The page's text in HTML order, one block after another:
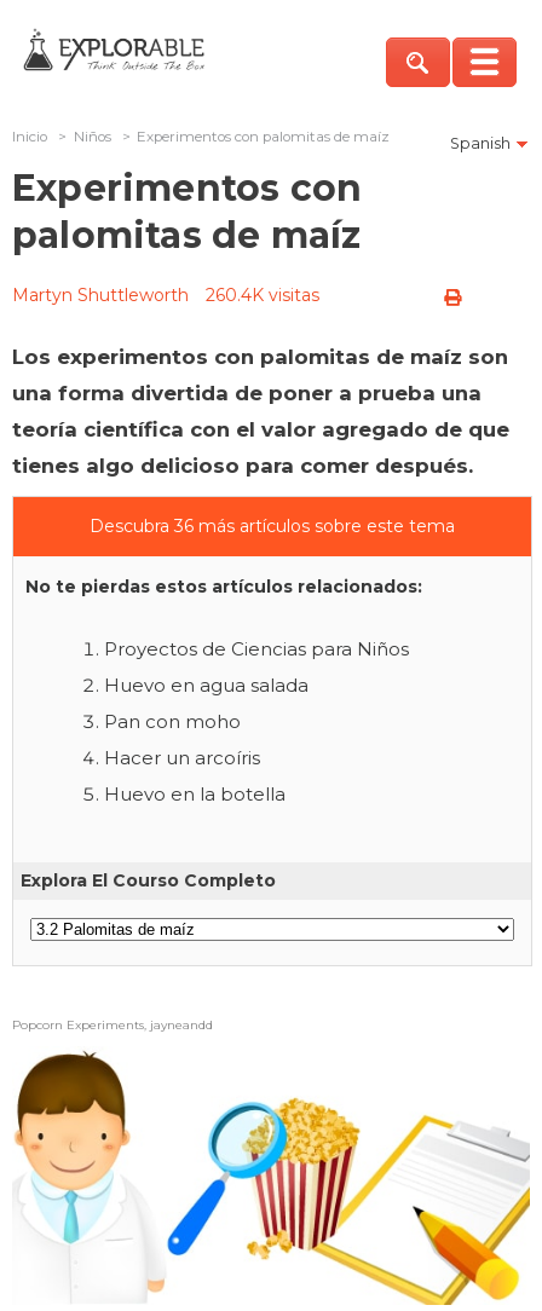
Spanish
Inicio > Niños > Experimentos con palomitas de maíz
Experimentos con
palomitas de maíz
Martyn Shuttleworth 260.4K visitas
Los experimentos con palomitas de maíz son
una forma divertida de poner a prueba una
teoría científica con el valor agregado de que
tienes algo delicioso para comer después.
Descubra 36 más artículos sobre este tema
No te pierdas estos artículos relacionados:
Proyectos de Ciencias para Niños
Huevo en agua salada
Pan con moho
Hacer un arcoíris
Huevo en la botella
Explora El Courso Completo
Popcorn Experiments, jayneandd